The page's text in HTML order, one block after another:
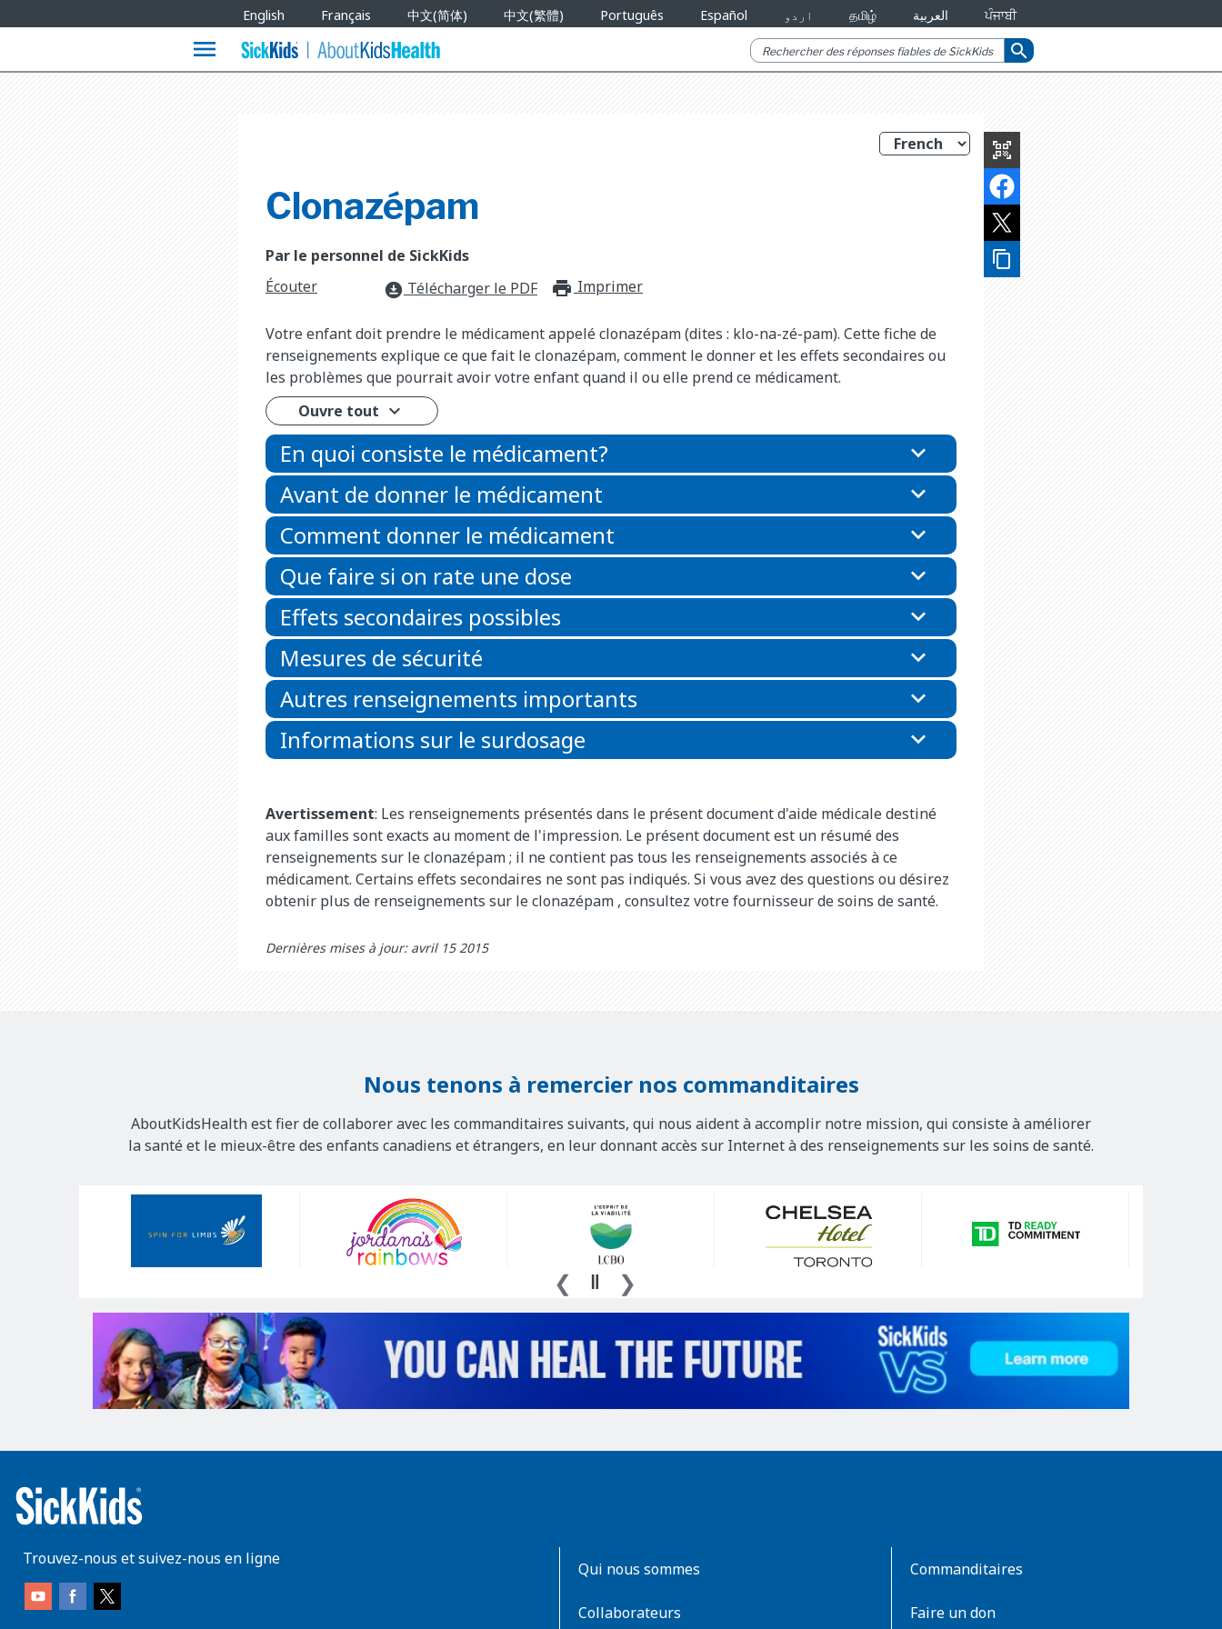
Languages
English Français 中文(简体) 中文(繁體) Português Español اردو தமிழ் العربية ਪੰਜਾਬੀ
menu search
qr_code_scanner
content_copy
Clonazépam
Par le personnel de SickKids
Écouter
download_for_offline Télécharger le PDF print_for_offline
Imprimer
Votre enfant doit prendre le médicament appelé clonazépam (dites : klo-na-zé-pam). Cette fiche de
renseignements explique ce que fait le clonazépam, comment le donner et les effets secondaires ou
les problèmes que pourrait avoir votre enfant quand il ou elle prend ce médicament.
Ouvre tout
En quoi consiste le médicament?
Avant de donner le médicament
Comment donner le médicament
Que faire si on rate une dose
Effets secondaires possibles
Mesures de sécurité
Autres renseignements importants
Informations sur le surdosage
Avertissement: Les renseignements présentés dans le présent document d'aide médicale destiné
aux familles sont exacts au moment de l'impression. Le présent document est un résumé des
renseignements sur le clonazépam; il ne contient pas tous les renseignements associés à ce
médicament. Certains effets secondaires ne sont pas indiqués. Si vous avez des questions ou désirez
obtenir plus de renseignements sur leclonazépam , consultez votre fournisseur de soins de santé.
Dernières mises à jour: avril 15 2015
Nous tenons à remercier nos commanditaires
AboutKidsHealth est fier de collaborer avec les commanditaires suivants, qui nous aident à accomplir notre mission, qui consiste à améliorer
la santé et le mieux-être des enfants canadiens et étrangers, en leur donnant accès sur Internet à des renseignements sur les soins de santé.
Trouvez-nous et suivez-nous en ligne
Qui nous sommes
Collaborateurs
Commanditaires
Faire un don